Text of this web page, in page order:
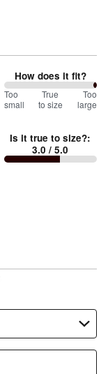
How does it fit?
200
between
small
and
Too
small
True
to size
Too
large
Is it true to size?:
3.0 / 5.0